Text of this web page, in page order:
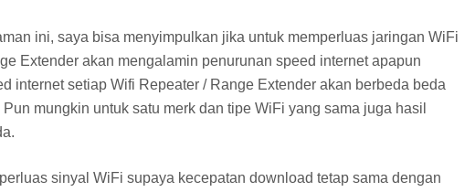
ini, saya bisa menyimpulkan jika untuk memperluas jaringan WiFi
Extender akan mengalamin penurunan speed internet apapun
internet setiap Wifi Repeater / Range Extender akan berbeda beda
mungkin untuk satu merk dan tipe WiFi yang sama juga hasil
sinyal WiFi supaya kecepatan download tetap sama dengan